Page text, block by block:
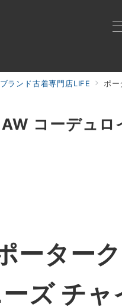
ランド古着専門店LIFE ポー
コーデュ
ーター
ズ チ